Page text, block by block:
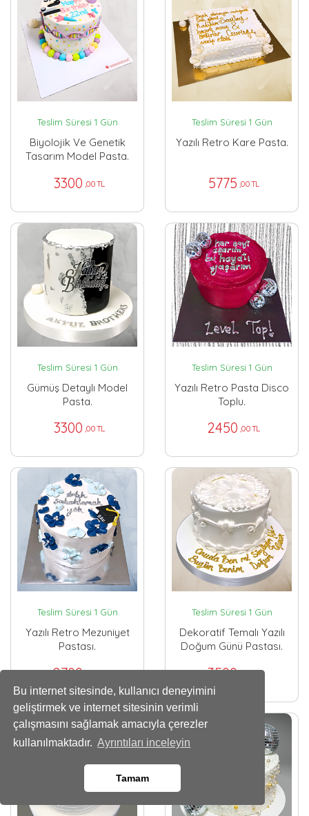
Bu internet sitesinde, kullanıcı deneyimini
geliştirmek ve internet sitesinin verimli
çalışmasını sağlamak amacıyla çerezler
kullanılmaktadır. Ayrıntıları inceleyin
Tamam
Teslim Süresi 1 Gün
Biyolojik Ve Genetik
Tasarım Model Pasta.
3300 ,00 TL
Teslim Süresi 1 Gün
Yazılı Retro Kare Pasta.
5775 ,00 TL
Teslim Süresi 1 Gün
Gümüş Detaylı Model
Pasta.
3300 ,00 TL
Teslim Süresi 1 Gün
Yazılı Retro Pasta Disco
Toplu.
2450 ,00 TL
Teslim Süresi 1 Gün
Yazılı Retro Mezuniyet
Pastası.
2700 ,00 TL
Teslim Süresi 1 Gün
Dekoratif Temalı Yazılı
Doğum Günü Pastası.
3500 ,00 TL